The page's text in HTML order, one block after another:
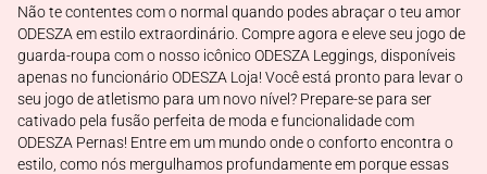
Não te contentes com o normal quando podes abraçar o teu amor
ODESZA em estilo extraordinário. Compre agora e eleve seu jogo de
guarda-roupa com o nosso icônico ODESZA Leggings, disponíveis
apenas no funcionário ODESZA Loja! Você está pronto para levar o
seu jogo de atletismo para um novo nível? Prepare-se para ser
cativado pela fusão perfeita de moda e funcionalidade com
ODESZA Pernas! Entre em um mundo onde o conforto encontra o
estilo, como nós mergulhamos profundamente em porque essas